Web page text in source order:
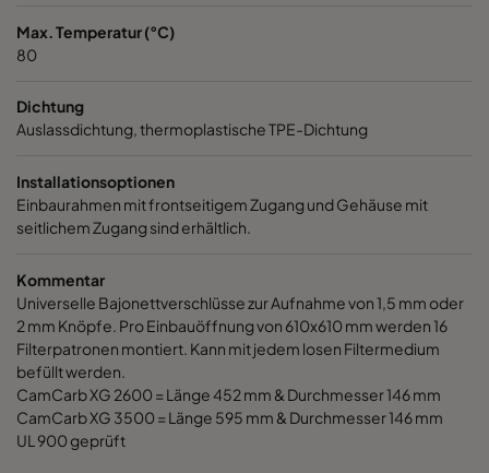
CCXG3500 ALDEHYDES^³
CCXG3500 FORMALDEHYDE^³
CCXG3500 ETHYLENE^³ 3400
CCXG3500 VOC_O3_H2S_SO2^³
CCXG3500 O3^³ 3400 125
CCXG3500 Terpenes^³ 3400 125
CCXG3500 Decontaminate^³
Max. Temperatur (°C)
80
Dichtung
Auslassdichtung, thermoplastische TPE-Dichtung
Installationsoptionen
Einbaurahmen mit frontseitigem Zugang und Gehäuse mit
seitlichem Zugang sind erhältlich.
Kommentar
Universelle Bajonettverschlüsse zur Aufnahme von 1,5 mm oder
2 mm Knöpfe. Pro Einbauöffnung von 610x610 mm werden 16
Filterpatronen montiert. Kann mit jedem losen Filtermedium
befüllt werden.
CamCarb XG 2600 = Länge 452 mm & Durchmesser 146 mm
CamCarb XG 3500 = Länge 595 mm & Durchmesser 146 mm
UL 900 geprüft